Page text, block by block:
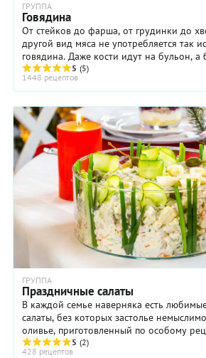
ГРУППА
Говядина
От стейков до фарша, от грудинки до
другой вид мяса не употребляется так
говядина. Даже кости идут на бульон, а
прочим, никакой кулинарии вообще ...
5 (5)
1448 рецептов
ГРУППА
Праздничные салаты
В каждой семье наверняка есть
салаты, без которых застолье
оливье, приготовленный по особому
традиционные салаты, такие, как Мимоза
5 (2)
428 рецептов